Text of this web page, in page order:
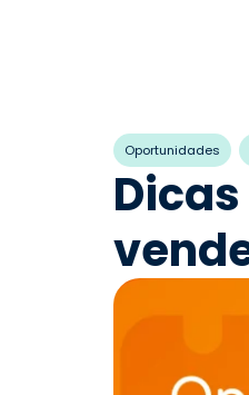
Oportunidades